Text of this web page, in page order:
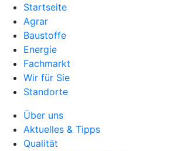
Startseite
Agrar
Baustoffe
Energie
Fachmarkt
Wir für Sie
Standorte
Über uns
Aktuelles & Tipps
Qualität